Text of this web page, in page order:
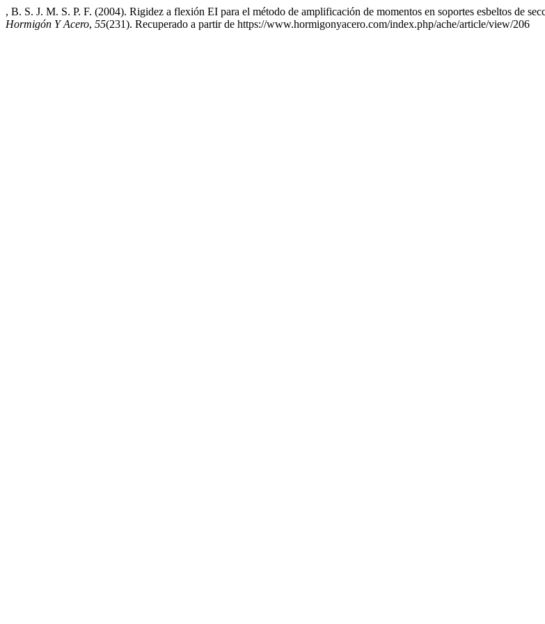
, B. S. J. M. S. P. F. (2004). Rigidez a flexión EI para el método de amplificación de momentos en soportes esbeltos de
Hormigón Y Acero, 55(231). Recuperado a partir de https://www.hormigonyacero.com/index.php/ache/article/view/206